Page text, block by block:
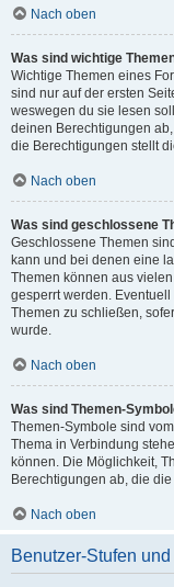
Nach oben
Was sind wichtige
Wichtige Themen eines
sind nur auf der ersten
weswegen du sie lesen
deinen Berechtigungen
die Berechtigungen stellt
Nach oben
Was sind geschlossene
Geschlossene Themen
kann und bei denen eine
Themen können aus
gesperrt werden.
Themen zu schließen,
wurde.
Nach oben
Was sind Themen-
Themen-Symbole sind
Thema in Verbindung
können. Die Möglichkeit,
Berechtigungen ab, die
Nach oben
Benutzer-Stufen